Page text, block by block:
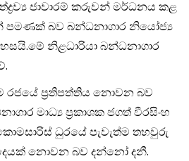
ජාවාරම් කරුවන් මර්ධනය කළ
පමණක් බව බන්ධනාගාර නියෝජ්‍ය
නිළධාරියා බන්ධනාගාර
රජයේ ප්‍රතිපත්තිය නොවන බව
මාධ්‍ය ප්‍රකාශක ජගත් වීරසිංහ
ධුරයේ පැවැත්ම තහවුරු
නොවන බව දන්නෝ දනී.